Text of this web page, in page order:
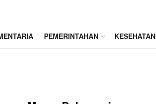
PEMERINTAHAN KESEHATAN